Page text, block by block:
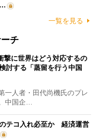
…
一覧を見る
チ
撃に世界はどう対応するの
討する「蒸留を行う中国
人者・田代尚機氏のプレ
中国企…
テコ入れ必至か 経済運営